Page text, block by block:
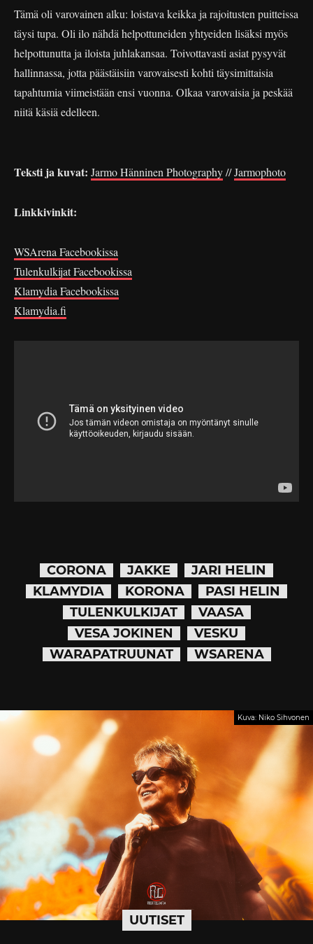
Tämä oli varovainen alku: loistava keikka ja rajoitusten puitteissa
täysi tupa. Oli ilo nähdä helpottuneiden yhtyeiden lisäksi myös
helpottunutta ja iloista juhlakansaa. Toivottavasti asiat pysyvät
hallinnassa, jotta päästäisiin varovaisesti kohti täysimittaisia
tapahtumia viimeistään ensi vuonna. Olkaa varovaisia ja peskää
niitä käsiä edelleen.
Teksti ja kuvat: Jarmo Hänninen Photography//Jarmophoto
Linkkivinkit:
WSArena Facebookissa
Tulenkulkijat Facebookissa
Klamydia Facebookissa
Klamydia.fi
CORONA JAKKE
JARI HELIN
KLAMYDIA
KORONA
PASI HELIN
TULENKULKIJAT
VAASA
VESA JOKINEN
VESKU
WARAPATRUUNAT
WSARENA
UUTISET
Kuva: Niko Sihvonen